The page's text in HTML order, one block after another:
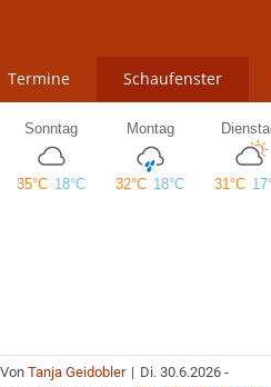
Termine Schaufenster
VonTanja Geidobler | Di. 30.6.2026 -